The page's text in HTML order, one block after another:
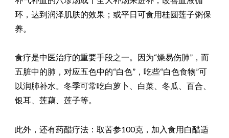
环，达到润泽肌肤的效果；或平日可食用桂圆莲子粥保
养。
食疗是中医治疗的重要手段之一。因为“燥易伤肺”，而
五脏中的肺，对应五色中的“白色”，吃些“白色食物”可
以润肺补水。冬季可常吃白萝卜、白菜、冬瓜、百合、
银耳、莲藕、莲子等。
此外，还有药醋疗法：取苦参100克，加入食用白醋适